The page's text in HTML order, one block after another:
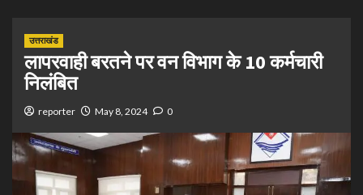
उत्तराखंड
लापरवाही बरतने पर वन विभाग के 10 कर्मचारी
निलंबित
reporter May 8, 2024 0